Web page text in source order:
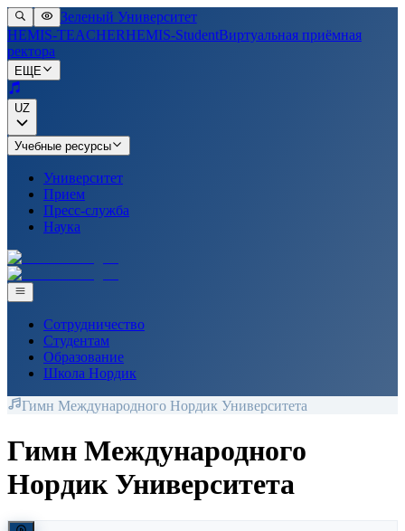
Зеленый Университет
HEMIS-TEACHERHEMIS-StudentВиртуальная приёмная
ректора
ЕЩЕ
UZ
Учебные ресурсы
Университет
Прием
Пресс-служба
Наука
Сотрудничество
Студентам
Образование
Школа Нордик
Гимн Международного Нордик Университета
Гимн Международного
Нордик Университета